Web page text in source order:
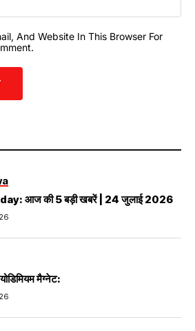
And Website In This Browser For
आज की 5 बड़ी खबरें | 24 जुलाई 2026
मैग्नेट: